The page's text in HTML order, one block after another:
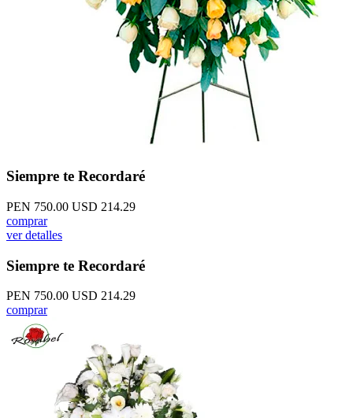
Siempre te Recordaré
PEN 750.00 USD 214.29
comprar
ver detalles
Siempre te Recordaré
PEN 750.00 USD 214.29
comprar